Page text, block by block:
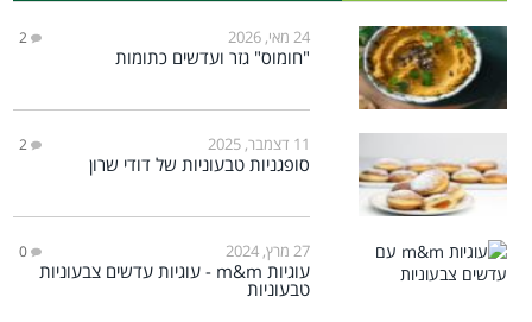
24 מאי, 2026 2
"חומוס" גזר ועדשים כתומות
11 דצמבר, 2025 2
סופגניות טבעוניות של דודי שרון
27 מרץ, 2024 0
עוגיות m&m - עוגיות עדשים צבעוניות
טבעוניות